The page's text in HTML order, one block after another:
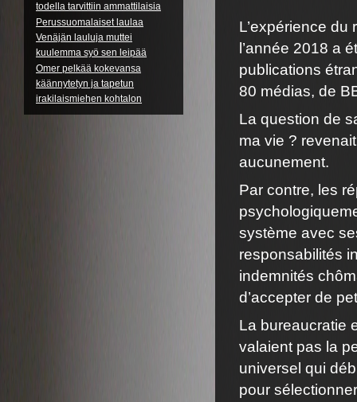
todella tarvittiin ammattilaisia
Perussuomalaiset laulaa
Venäjän lauluja muttei
kuulemma syö sen leipää
Omer pelkää kokevansa
käännytetyn ja tapetun
irakilaismiehen kohtalon
L’expérience du
l’année 2018 a
publications
80 médias, de
La question de
ma vie ?
aucunement.
Par contre, les
système avec
responsabilités
indemnités
d’accepter de
La bureaucratie
valaient pas la
universel qui
pour